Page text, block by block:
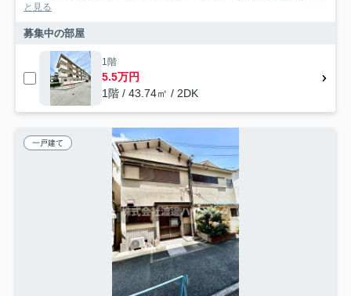
と見る
募集中の部屋
1階
5.5万円
1階 / 43.74㎡ / 2DK
一戸建て